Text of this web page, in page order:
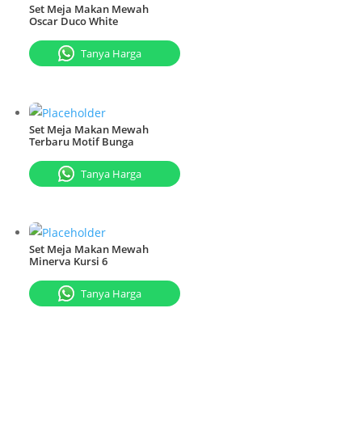
Set Meja Makan Mewah
Oscar Duco White
Tanya Harga
Set Meja Makan Mewah
Terbaru Motif Bunga
Tanya Harga
Set Meja Makan Mewah
Minerva Kursi 6
Tanya Harga